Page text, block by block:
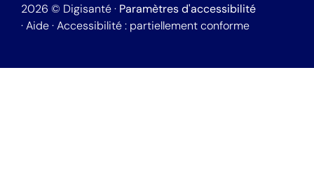
2026 © Digisanté · Paramètres d'accessibilité
·Aide·Accessibilité : partiellement conforme